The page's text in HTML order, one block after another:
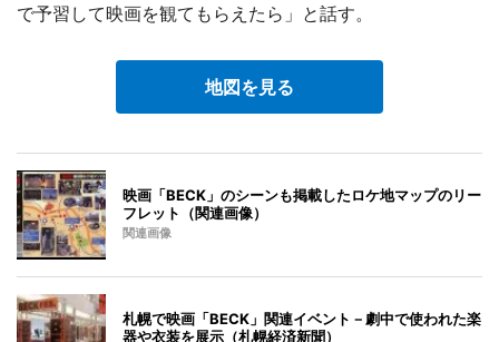
で予習して映画を観てもらえたら」と話す。
地図を見る
映画「BECK」のシーンも掲載したロケ地マップのリー
フレット（関連画像）
関連画像
札幌で映画「BECK」関連イベント－劇中で使われた楽
器や衣装を展示（札幌経済新聞）